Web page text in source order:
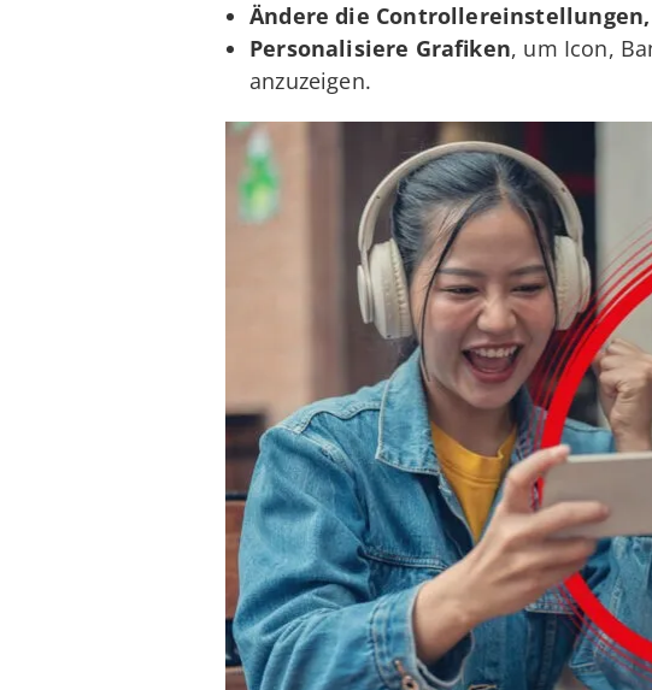
Ändere die Controllereinstellungen,
Personalisiere Grafiken, um Icon,
anzuzeigen.